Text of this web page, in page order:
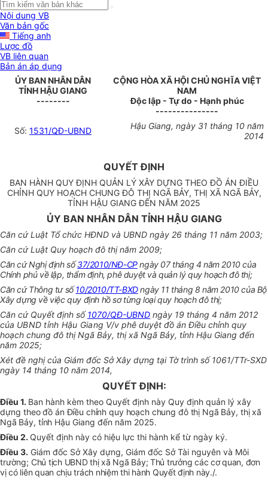
Nội dung VB
Văn bản gốc
Tiếng anh
Lược đồ
VB liên quan
Bản án áp dụng
ỦY BAN NHÂN DÂN
TỈNH HẬU GIANG
--------
CỘNG HÒA XÃ HỘI CHỦ NGHĨA VIỆT
NAM
Độc lập - Tự do - Hạnh phúc
---------------
Số: 1531/QĐ-UBND
Hậu Giang, ngày 31 tháng 10 năm
2014
QUYẾT ĐỊNH
BAN HÀNH QUY ĐỊNH QUẢN LÝ XÂY DỰNG THEO ĐỒ ÁN ĐIỀU
CHỈNH QUY HOẠCH CHUNG ĐÔ THỊ NGÃ BẢY, THỊ XÃ NGÃ BẢY,
TỈNH HẬU GIANG ĐẾN NĂM 2025
ỦY BAN NHÂN DÂN TỈNH HẬU GIANG
Căn cứ Luật Tổ chức HĐND và UBND ngày 26 tháng 11 năm 2003;
Căn cứ Luật Quy hoạch đô thị năm 2009;
Căn cứ Nghị định số37/2010/NĐ-CPngày 07 tháng 4 năm 2010 của
Chính phủ về lập, thẩm định, phê duyệt và quản lý quy hoạch đô thị;
Căn cứ Thông tư số10/2010/TT-BXDngày 11 tháng 8 năm 2010 của Bộ
Xây dựng về việc quy định hồ sơ từng loại quy hoạch đô thị;
Căn cứ Quyết định số1070/QĐ-UBND ngày 19 tháng 4 năm 2012
của UBND tỉnh Hậu Giang V/vphê duyệt đồ án Điều chỉnh quy
hoạch chung đô thị Ngã Bảy, thị xã Ngã Bảy, tỉnh Hậu Giang đến
năm 2025;
Xét đề nghị của Giám đốc Sở Xây dựng tại Tờ trình số 1061/TTr-SXD
ngày 14 tháng 10 năm 2014,
QUYẾT ĐỊNH:
Điều 1. Ban hành kèm theo Quyết định này Quy định quản lý xây
dựng theo đồ án Điều chỉnh quy hoạch chung đô thị Ngã Bảy, thị xã
Ngã Bảy, tỉnh Hậu Giang đến năm 2025.
Điều 2. Quyết định này có hiệu lực thi hành kể từ ngày ký.
Điều 3. Giám đốc Sở Xây dựng, Giám đốc Sở Tài nguyên và Môi
trường; Chủ tịch UBND thị xã Ngã Bảy; Thủ trưởng các cơ quan, đơn
vị có liên quan chịu trách nhiệm thi hành Quyết định này./.